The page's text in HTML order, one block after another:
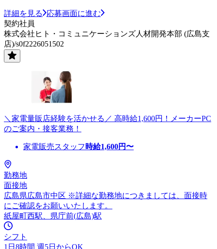
詳細を見る
応募画面に進む
契約社員
株式会社ヒト・コミュニケーションズ人材開発本部 (広島支
店)/s0f2226051502
＼家電量販店経験を活かせる／ 高時給1,600円！メーカーPC
のご案内・接客業務！
家電販売スタッフ 時給1,600円〜
勤務地
面接地
広島県広島市中区 ※詳細な勤務地につきましては、面接時
にご確認をお願いいたします。
紙屋町西駅、県庁前(広島)駅
シフト
1日8時間 週5日からOK